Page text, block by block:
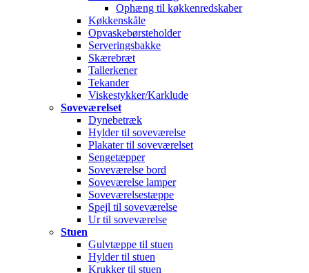
Ophæng til køkkenredskaber
Køkkenskåle
Opvaskebørsteholder
Serveringsbakke
Skærebræt
Tallerkener
Tekander
Viskestykker/Karklude
Soveværelset
Dynebetræk
Hylder til soveværelse
Plakater til soveværelset
Sengetæpper
Soveværelse bord
Soveværelse lamper
Soveværelsestæppe
Spejl til soveværelse
Ur til soveværelse
Stuen
Gulvtæppe til stuen
Hylder til stuen
Krukker til stuen